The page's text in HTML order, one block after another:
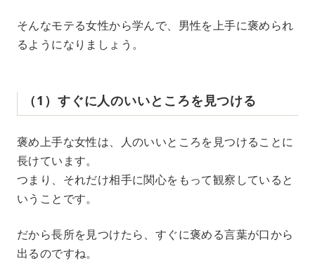
そんなモテる女性から学んで、男性を上手に褒められ
るようになりましょう。
（1）すぐに人のいいところを見つける
褒め上手な女性は、人のいいところを見つけることに
長けています。
つまり、それだけ相手に関心をもって観察していると
いうことです。
だから長所を見つけたら、すぐに褒める言葉が口から
出るのですね。